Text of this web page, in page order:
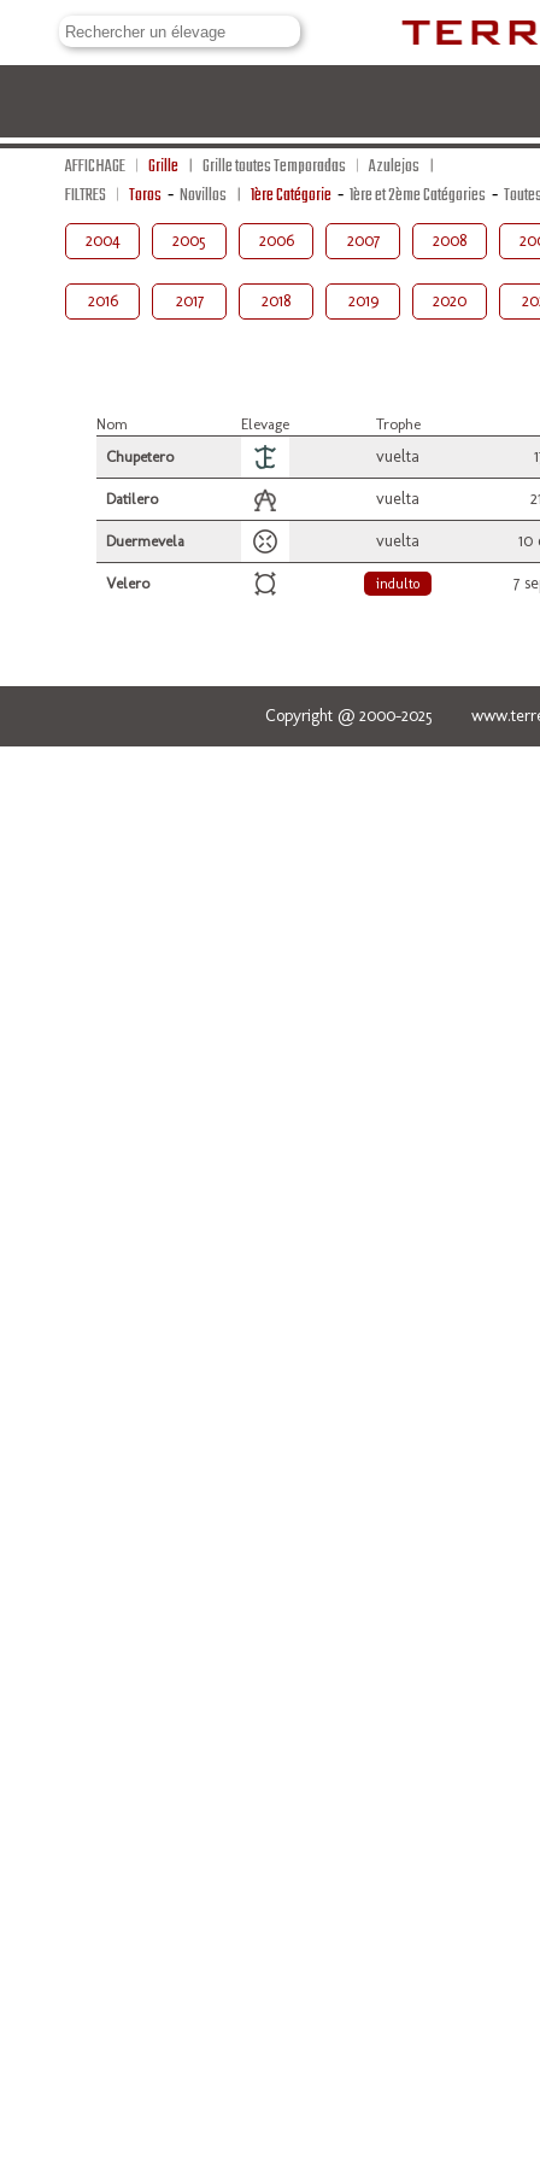
AFFICHAGE Grille Grille toutes Temporadas
Azulejos
FILTRES
Toros - Novillos 1ère Catégorie - 1ère et 2ème Catégories -
2004 2005 2006 2007 2008
2016 2017 2018 2019 2020
Nom Elevage
Trophe
Chupetero
vuelta
Datilero vuelta
Duermevela vuelta 10
Velero indulto 7
Copyright @ 2000-2025